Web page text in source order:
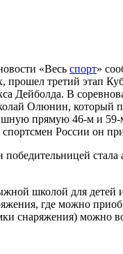
«Весь спорт»
прошел третий этап
Дейболда. В
Олюнин,
прямую 46-м и
России он
школой для
где можно
снаряжения) можно